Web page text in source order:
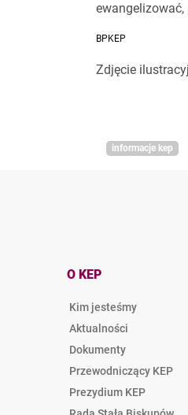
BPKEP
Zdjęcie
informacje kep
O KEP
Kim jesteśmy
Aktualności
Dokumenty
Przewodniczący KEP
Prezydium KEP